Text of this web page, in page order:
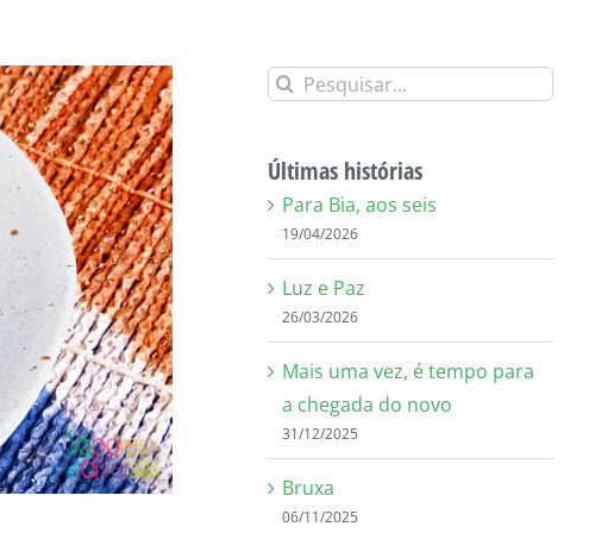
Buscar
Últimas histórias
Para Bia, aos seis
19/04/2026
Luz e Paz
26/03/2026
Mais uma vez, é tempo para
a chegada do novo
31/12/2025
Bruxa
06/11/2025